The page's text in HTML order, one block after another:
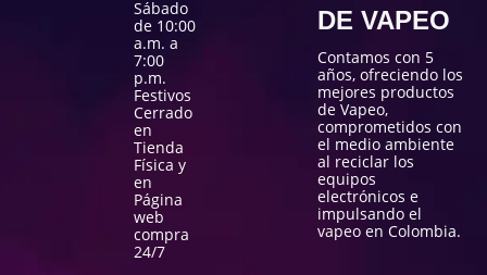
Sábado
de 10:00
a.m. a
7:00
p.m.
Festivos
Cerrado
en
Tienda
Física y
en
Página
web
compra
24/7
DE VAPEO
Contamos con 5
años, ofreciendo los
mejores productos
de Vapeo,
comprometidos con
el medio ambiente
al reciclar los
equipos
electrónicos e
impulsando el
vapeo en Colombia.